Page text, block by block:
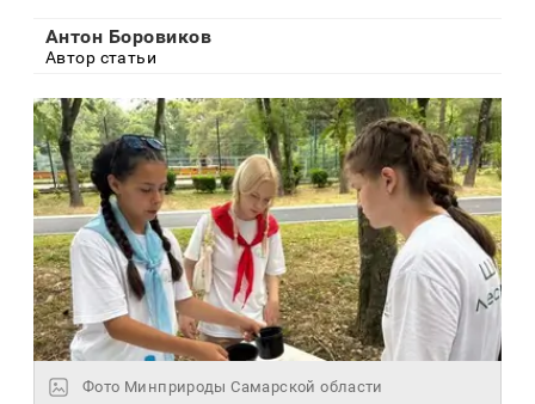
Антон Боровиков
Автор статьи
Фото Минприроды Самарской области